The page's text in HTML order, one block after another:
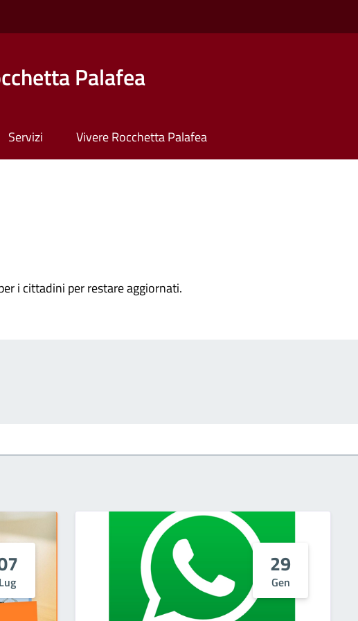
Palafea
Servizi Vivere Rocchetta Palafea
i cittadini per restare aggiornati.
Lug
29
Gen